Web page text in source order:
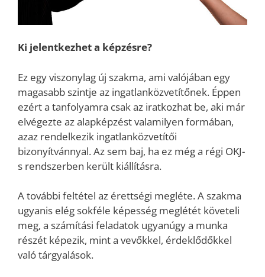
Ki jelentkezhet a képzésre?
Ez egy viszonylag új szakma, ami valójában egy
magasabb szintje az ingatlanközvetítőnek. Éppen
ezért a tanfolyamra csak az iratkozhat be, aki már
elvégezte az alapképzést valamilyen formában,
azaz rendelkezik ingatlanközvetítői
bizonyítvánnyal. Az sem baj, ha ez még a régi OKJ-
s rendszerben került kiállításra.
A további feltétel az érettségi megléte. A szakma
ugyanis elég sokféle képesség meglétét követeli
meg, a számítási feladatok ugyanúgy a munka
részét képezik, mint a vevőkkel, érdeklődőkkel
való tárgyalások.